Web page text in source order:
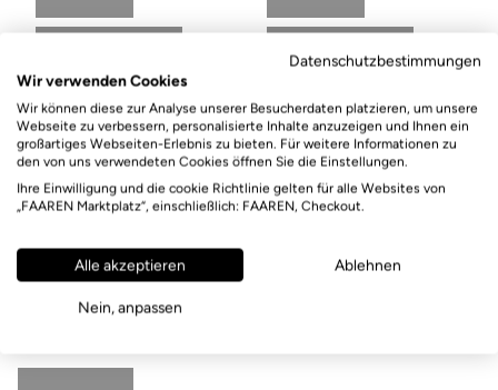
Datenschutzbestimmungen
Wir verwenden Cookies
Wir können diese zur Analyse unserer Besucherdaten platzieren, um unsere
Webseite zu verbessern, personalisierte Inhalte anzuzeigen und Ihnen ein
großartiges Webseiten-Erlebnis zu bieten. Für weitere Informationen zu
den von uns verwendeten Cookies öffnen Sie die Einstellungen.
Ihre Einwilligung und die cookie Richtlinie gelten für alle Websites von
„FAAREN Marktplatz“, einschließlich: FAAREN, Checkout.
Alle akzeptieren Ablehnen
Nein, anpassen